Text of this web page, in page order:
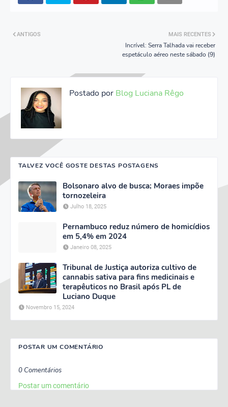
MAIS RECENTES
Incrível: Serra Talhada vai receber
espetáculo aéreo neste sábado (9)
ANTIGOS
Postado por Blog Luciana Rêgo
TALVEZ VOCÊ GOSTE DESTAS POSTAGENS
Bolsonaro alvo de busca; Moraes impõe
tornozeleira
Julho 18, 2025
Pernambuco reduz número de homicídios
em 5,4% em 2024
Janeiro 08, 2025
Tribunal de Justiça autoriza cultivo de
cannabis sativa para fins medicinais e
terapêuticos no Brasil após PL de
Luciano Duque
Novembro 15, 2024
POSTAR UM COMENTÁRIO
0 Comentários
Postar um comentário